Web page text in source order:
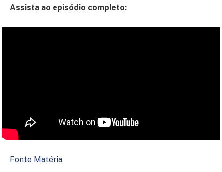
Assista ao episódio completo:
Fonte Matéria